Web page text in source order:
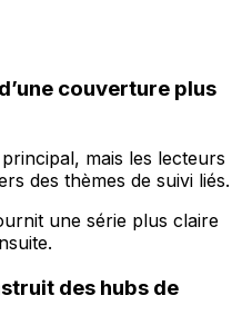
couverture plus
mais les lecteurs
des thèmes de suivi liés.
une série plus claire
des hubs de